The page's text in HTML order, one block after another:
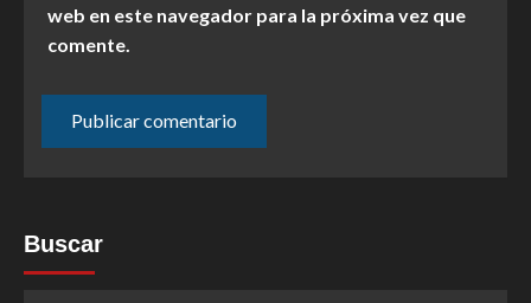
web en este navegador para la próxima vez que
comente.
Buscar